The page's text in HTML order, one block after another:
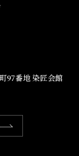
97番地​ 染匠会館